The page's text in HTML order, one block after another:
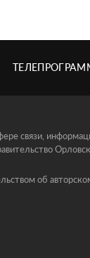
связи,
об